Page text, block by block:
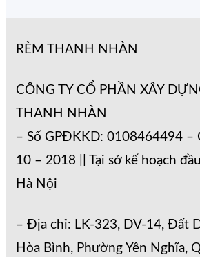
RÈM THANH NHÀN
CÔNG TY CỔ PHẦN XÂY
THANH NHÀN
– Số GPĐKKD: 0108464494 –
10 – 2018 || Tại sở kế hoạch
Hà Nội
– Địa chỉ: LK-323, DV-14, Đất
Hòa Bình, Phường Yên Nghĩa,